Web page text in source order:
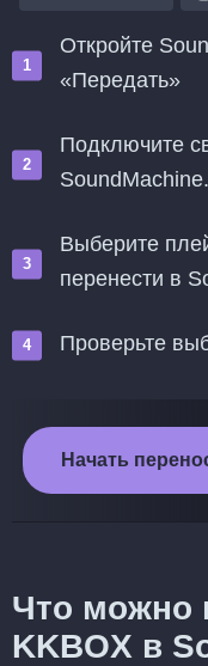
Откройте
«Передать»
Подключите
SoundMachine.
Выберите
перенести в
Проверьте
Начать
Что можно
KKBOX в